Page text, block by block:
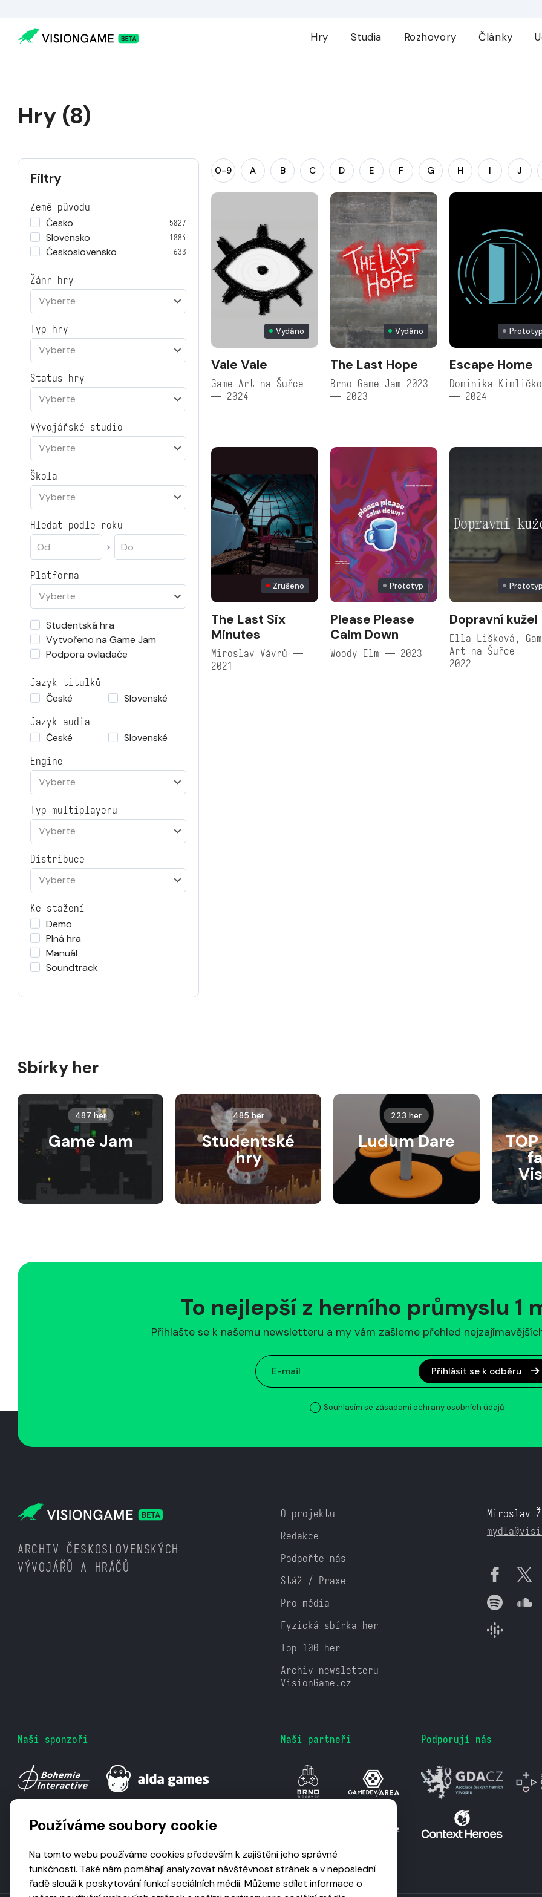
Hry Studia Rozhovory Články
Hry (8)
Filtry
Země původu
Česko
5827
Slovensko 1884
Československo 633
Žánr hry
Vyberte
Typ hry
Vyberte
Status hry
Vyberte
Vývojářské studio
Vyberte
Škola
Vyberte
Hledat podle roku
Platforma
Vyberte
Studentská hra
Vytvořeno na Game Jam
Podpora ovladače
Jazyk titulků
České
Slovenské
Jazyk audia
České
Slovenské
Engine
Vyberte
Typ multiplayeru
Vyberte
Distribuce
Vyberte
Ke stažení
Demo
Plná hra
Manuál
Soundtrack
0-9 A B C D E F G H I J
Vydáno
Vale Vale
Game Art na Šuřce
— 2024
Vydáno
The Last Hope
Brno Game Jam 2023
— 2023
Escape Home
Dominika
— 2024
Zrušeno
The Last Six
Minutes
Miroslav Vávrů —
2021
Prototyp
Please Please
Calm Down
Woody Elm — 2023
Dopravní kužel
Ella Lišková,
Art na Šuřce —
2022
Sbírky her
487 her
Game Jam
485 her
Studentské
hry
223 her
Ludum Dare
To nejlepší z herního průmyslu 1
Přihlašte se k našemu newsletteru a my vám zašleme přehled
Přihlásit se k odběru
Souhlasím se zásadami ochrany osobních údajů
ARCHIV ČESKOSLOVENSKÝCH
VÝVOJÁŘŮ A HRÁČŮ
O projektu
Redakce
Podpořte nás
Stáž / Praxe
Pro média
Fyzická sbírka her
Top 100 her
Archiv newsletteru
VisionGame.cz
Miroslav
Naši sponzoři Naši partneři Podporují nás
Používáme soubory cookie
Na tomto webu používáme cookies především k zajištění jeho správné
funkčnosti. Také nám pomáhají analyzovat návštěvnost stránek a v neposlední
řadě slouží k poskytování funkcí sociálních médií. Můžeme sdílet informace o